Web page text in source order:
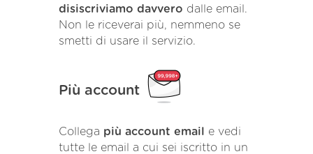
disiscriviamo davvero dalle email.
Non le riceverai più, nemmeno se
smetti di usare il servizio.
Più account
Collega più account email
e vedi
tutte le email a cui sei iscritto in un